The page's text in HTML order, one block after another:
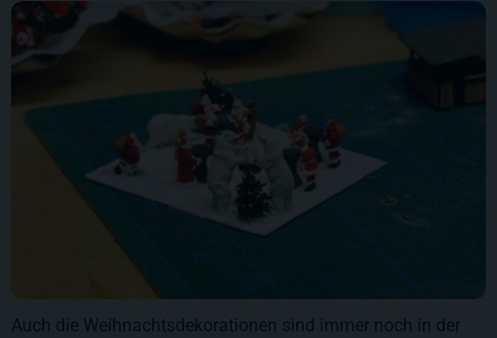
Auch die Weihnachtsdekorationen sind immer noch in der